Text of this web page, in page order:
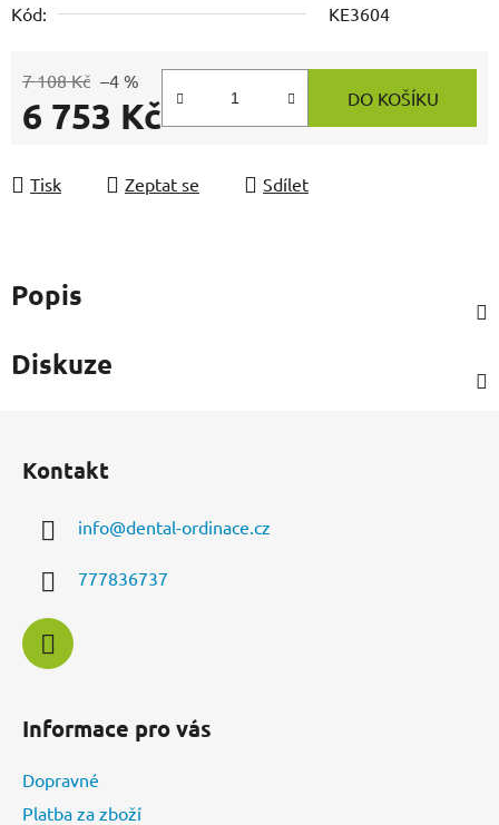
Kód:
KE3604
7 108 Kč –4 %
6 753 Kč DO KOŠÍKU
Tisk Zeptat se Sdílet
Popis
Diskuze
Kontakt
info@dental-ordinace.cz
777836737
Informace pro vás
Dopravné
Platba za zboží